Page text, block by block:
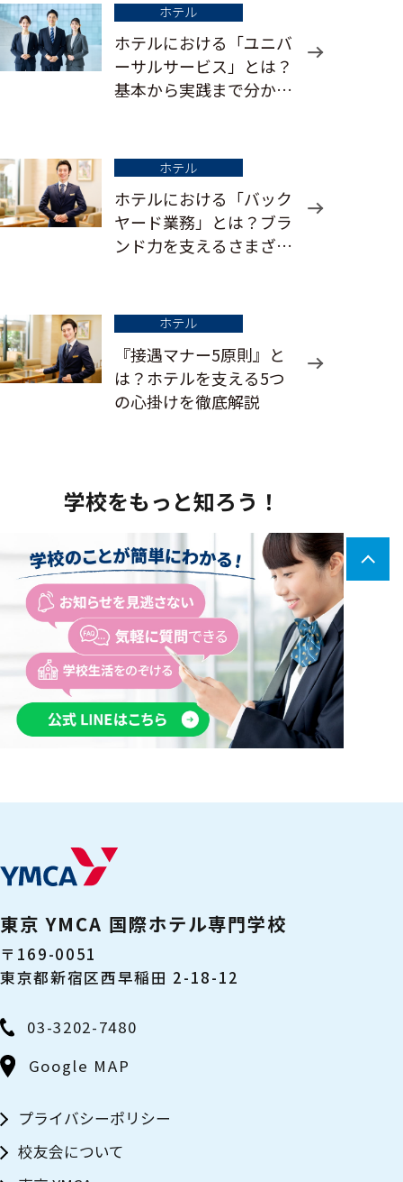
ホテル
ホテルにおける「ユニバ
ーサルサービス」とは？
基本から実践まで分かり
ホテル
ホテルにおける「バック
ヤード業務」とは？ブラ
ンド力を支えるさまざま
ホテル
『接遇マナー5原則』と
は？ホテルを支える5つ
の心掛けを徹底解説
学校をもっと知ろう！
東京 YMCA 国際ホテル専門学校
〒169-0051
東京都新宿区西早稲田 2-18-12
03-3202-7480
Google MAP
プライバシーポリシー
校友会について